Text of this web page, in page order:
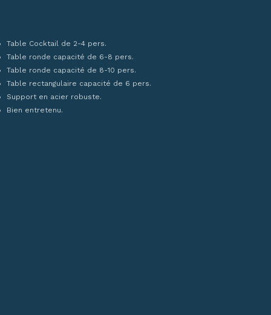
Table Cocktail de 2-4 pers.
Table ronde capacité de 6-8 pers.
Table ronde capacité de 8-10 pers.
Table rectangulaire capacité de 6 pers.
Support en acier robuste.
Bien entretenu.